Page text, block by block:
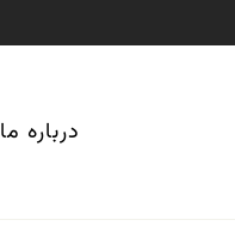
درباره ما